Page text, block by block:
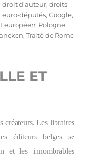
droit d'auteur,droits
,euro-députés,Google,
européen, Pologne,
,Traité de Rome
ET
créateurs. Les libraires
éditeurs belges se
et les innombrables